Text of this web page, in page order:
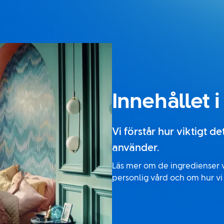
Innehållet
Vi förstår hur viktigt
använder.
Läs mer om de
personlig vård och om hur